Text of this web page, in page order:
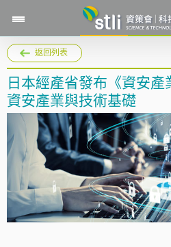
返回列表
日本經產省發布《資安
資安產業與技術基礎